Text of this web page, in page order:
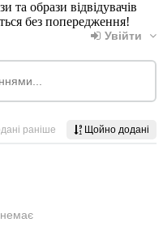
та образи відвідувачів
без попередження!